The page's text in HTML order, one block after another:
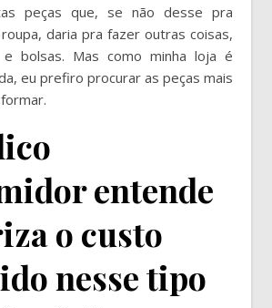
peças que, se não desse pra
daria pra fazer outras coisas,
bolsas. Mas como minha loja é
eu prefiro procurar as peças mais
entende
o custo
nesse tipo